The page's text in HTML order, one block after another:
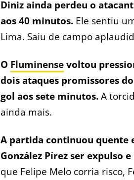
Diniz ainda perdeu o
aos 40 minutos. Ele sentiu
Lima. Saiu de campo
O Fluminensevoltou
dois ataques promissores
gol aos sete minutos.A
ainda mais.
A partida continuou quente
González Pírez ser expulso
que Felipe Melo corria risco,